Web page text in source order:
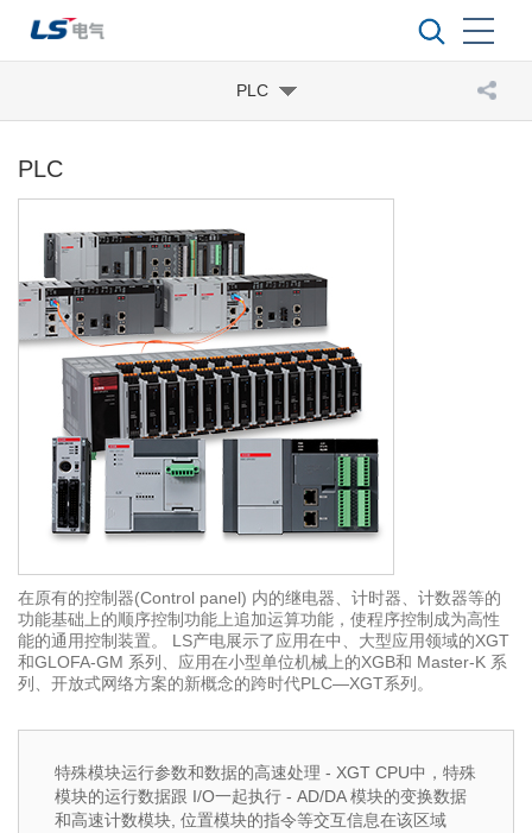
PLC
PLC
在原有的控制器(Control panel) 内的继电器、计时器、计数器等的
功能基础上的顺序控制功能上追加运算功能，使程序控制成为高性
能的通用控制装置。 LS产电展示了应用在中、大型应用领域的XGT
和GLOFA-GM 系列、应用在小型单位机械上的XGB和 Master-K 系
列、开放式网络方案的新概念的跨时代PLC—XGT系列。
特殊模块运行参数和数据的高速处理 - XGT CPU中，特殊
模块的运行数据跟 I/O一起执行 - AD/DA 模块的变换数据
和高速计数模块, 位置模块的指令等交互信息在该区域